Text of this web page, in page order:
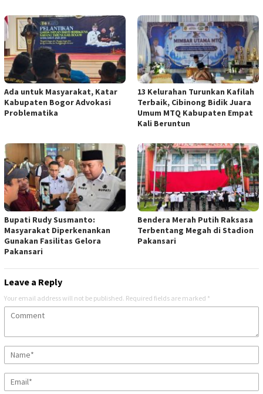
Ada untuk Masyarakat, Katar
Kabupaten Bogor Advokasi
Problematika
13 Kelurahan Turunkan Kafilah
Terbaik, Cibinong Bidik Juara
Umum MTQ Kabupaten Empat
Kali Beruntun
Bupati Rudy Susmanto:
Masyarakat Diperkenankan
Gunakan Fasilitas Gelora
Pakansari
Bendera Merah Putih Raksasa
Terbentang Megah di Stadion
Pakansari
Leave a Reply
Your email address will not be published. Required fields are marked *